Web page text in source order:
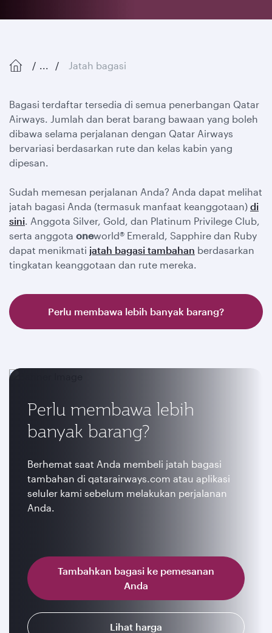
... Jatah bagasi
Bagasi terdaftar tersedia di semua penerbangan Qatar
Airways. Jumlah dan berat barang bawaan yang boleh
dibawa selama perjalanan dengan Qatar Airways
bervariasi berdasarkan rute dan kelas kabin yang
dipesan.
Sudah memesan perjalanan Anda? Anda dapat melihat
jatah bagasi Anda (termasuk manfaat keanggotaan) di
sini. Anggota Silver, Gold, dan Platinum Privilege Club,
serta anggota oneworld® Emerald, Sapphire dan Ruby
dapat menikmati jatah bagasi tambahan berdasarkan
tingkatan keanggotaan dan rute mereka.
Perlu membawa lebih banyak barang?
Perlu membawa lebih
banyak barang?
Berhemat saat Anda membeli jatah bagasi
tambahan di qatarairways.com atau aplikasi
seluler kami sebelum melakukan perjalanan
Anda.
Tambahkan bagasi ke pemesanan
Anda
Lihat harga